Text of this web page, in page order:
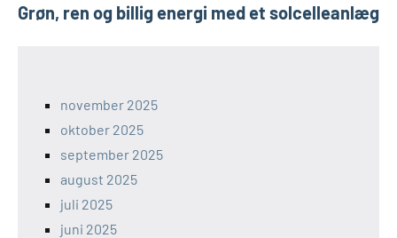
Grøn, ren og billig energi med et solcelleanlæg
november 2025
oktober 2025
september 2025
august 2025
juli 2025
juni 2025